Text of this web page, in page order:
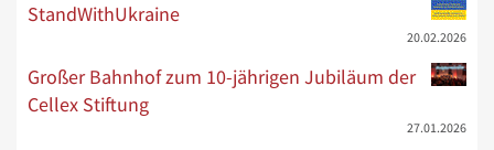
StandWithUkraine
20.02.2026
Großer Bahnhof zum 10-jährigen Jubiläum der
Cellex Stiftung
27.01.2026